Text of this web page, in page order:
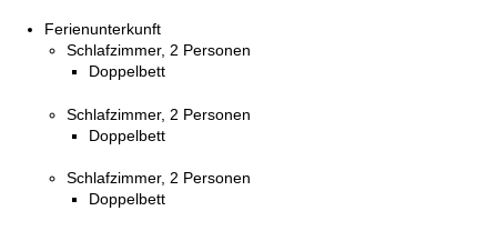
Ferienunterkunft
Schlafzimmer, 2 Personen
Doppelbett
Schlafzimmer, 2 Personen
Doppelbett
Schlafzimmer, 2 Personen
Doppelbett